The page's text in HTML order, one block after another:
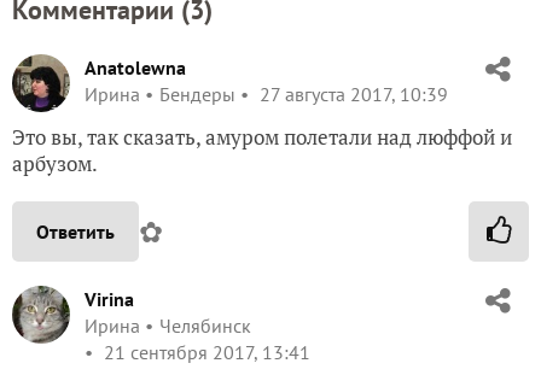
Комментарии (3)
Anatolewna
Ирина
Бендеры 27 августа 2017, 10:39
Это вы, так сказать, амуром полетали над люффой и
арбузом.
Ответить ✿
Virina
Ирина
Челябинск
21 сентября 2017, 13:41